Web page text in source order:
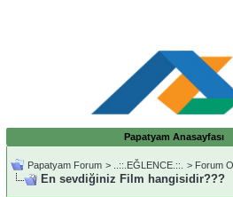
Papatyam Anasayfası
Papatyam Forum > ..::.EĞLENCE.::. > Forum
En sevdiğiniz Film hangisidir???